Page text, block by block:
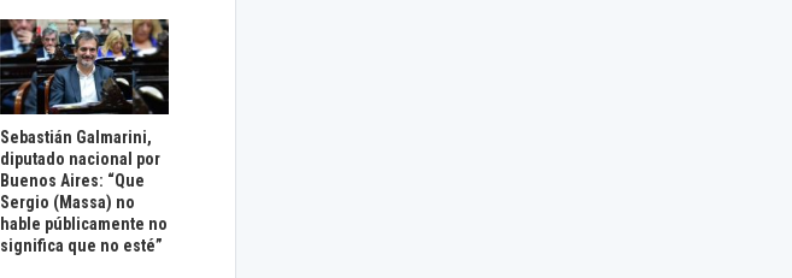
Sebastián Galmarini,
diputado nacional por
Buenos Aires: “Que
Sergio (Massa) no
hable públicamente no
significa que no esté”